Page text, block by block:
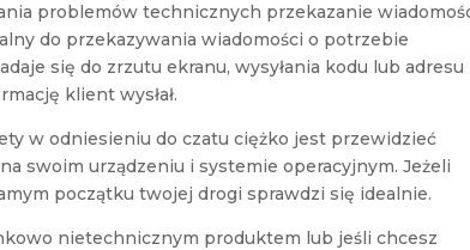
problemów technicznych przekazanie
do przekazywania wiadomości o potrzebie
się do zrzutu ekranu, wysyłania kodu lub adresu
klient wysłał.
w odniesieniu do czatu ciężko jest przewidzieć
swoim urządzeniu i systemie operacyjnym. Jeżeli
początku twojej drogi sprawdzi się idealnie.
nietechnicznym produktem lub jeśli chcesz